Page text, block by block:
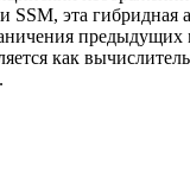
эта гибридная
предыдущих
как